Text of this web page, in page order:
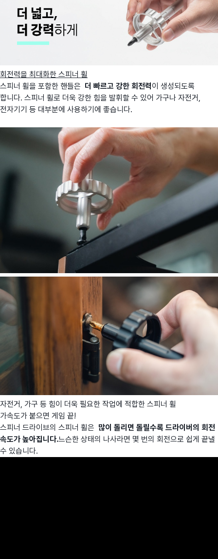
회전력을 최대화한 스피너 휠
스피너 휠을 포함한 핸들은 더 빠르고 강한 회전력이 생성되도록
합니다. 스피너 휠로 더욱 강한 힘을 발휘할 수 있어 가구나 자전거,
전자기기 등 대부분에 사용하기에 좋습니다.
자전거, 가구 등 힘이 더욱 필요한 작업에 적합한 스피너 휠
가속도가 붙으면 게임 끝!
스피너 드라이브의 스피너 휠은 많이 돌리면 돌릴수록 드라이버의 회전
속도가 높아집니다.느슨한 상태의 나사라면 몇 번의 회전으로 쉽게 끝낼
수 있습니다.